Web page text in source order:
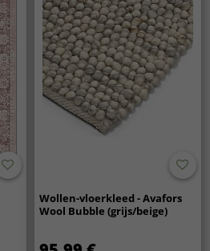
Wollen-vloerkleed - Avafors
Wool Bubble (grijs/beige)